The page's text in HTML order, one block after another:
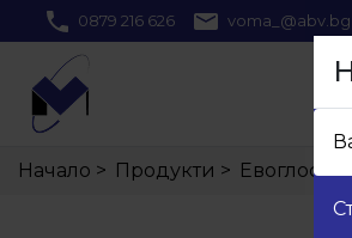
0879 216 626 voma_@abv.bg
>
Начало >
Продукти >
Евоглос